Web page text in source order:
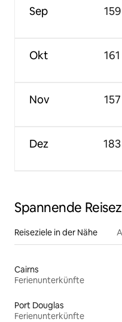
Sep
Okt
Nov
Dez
Spannende
Reiseziele in der Nähe
Cairns
Ferienunterkünfte
Port Douglas
Ferienunterkünfte